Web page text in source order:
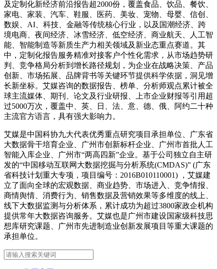
及定制化新经济前沿报告超2000份，覆盖食品、饮品、餐饮、
家电、家装、汽车、鞋服、医药、美妆、宠物、母婴、信创、
数娱、AI、科技、金融等传统核心行业，以及国潮经济、跨
境电商、夜间经济、冰雪经济、低空经济、商业航天、人工智
能、智能制造等新质生产力相关领域及新业态重点赛道。其
中，定制化报告服务精准对接客户个性化需求，从市场趋势研
判、竞争格局分析到增长路径规划，为企业在战略决策、产品
创新、市场拓展、品牌背书等关键环节提供科学依据，洞见增
长新坐标。艾媒咨询的数据报告、榜单、分析师观点累计被全
球主流媒体、期刊、论文及行业研报、上市企业财报等引用超
过5000万次，覆盖中、英、日、法、意、德、俄、阿约二十种
主流官方语言，具有强大影响力。
艾媒是中国科协九大代表优秀重点研究项目承担单位、广东省
大数据骨干培育企业、广州市创新标杆企业、广州市首批人工
智能入库企业、广州市“两高四新”企业。基于公司独立自主研
发的“中国移动互联网大数据挖掘与分析系统(CMDAS)” (广东
省科技计划重大专项，项目编号：2016B010110001) ，艾媒建
立了面向全球的宏观数据、商业趋势、市场进入、竞争情报、
商情舆情、消费行为、销售数据及营销效果等多维度的线上、
线下大数据监测与分析体系，累计成功为超过3800家政企机构
提供常年大数据咨询服务。艾媒也是广州市建设国家级科技思
想库研究课题、广州市先进制造业创新发展项目等重大课题的
承担单位。